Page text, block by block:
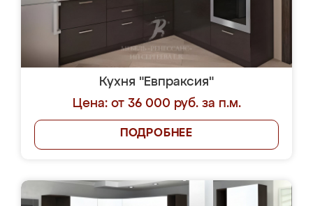
Кухня "Евпраксия"
Цена: от 36 000 руб. за п.м.
ПОДРОБНЕЕ